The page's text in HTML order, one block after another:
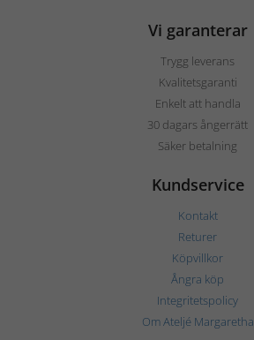
Vi garanterar
Trygg leverans
Kvalitetsgaranti
Enkelt att handla
30 dagars ångerrätt
Säker betalning
Kundservice
Kontakt
Returer
Köpvillkor
Ångra köp
Integritetspolicy
Om Ateljé Margaretha